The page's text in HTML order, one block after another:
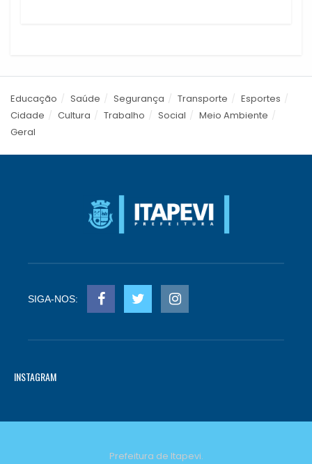
Educação Saúde Segurança Transporte
Esportes
Cidade
Cultura Trabalho Social
Meio Ambiente
Geral
SIGA-NOS:
INSTAGRAM
Prefeitura de Itapevi.